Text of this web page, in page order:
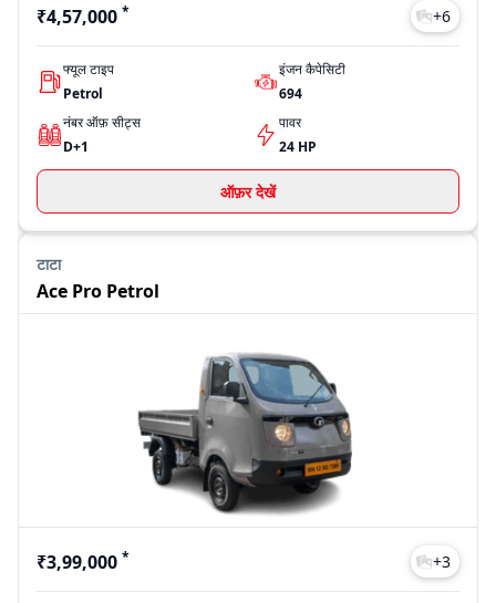
₹4,57,000 * +6
फ्यूल टाइप
Petrol
इंजन कैपेसिटी
694
नंबर ऑफ़ सीट्स
D+1
पावर
24 HP
ऑफ़र देखें
टाटा
Ace Pro Petrol
₹3,99,000 * +3